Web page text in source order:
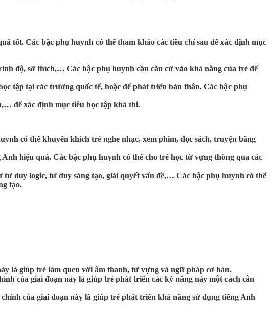
tốt. Các bậc phụ huynh có thể tham khảo các tiêu chí sau để xác định mục
độ, sở thích,… Các bậc phụ huynh cần căn cứ vào khả năng của trẻ để
tập tại các trường quốc tế, hoặc để phát triển bản thân. Các bậc phụ
để xác định mục tiêu học tập khả thi.
có thể khuyến khích trẻ nghe nhạc, xem phim, đọc sách, truyện bằng
hiệu quả. Các bậc phụ huynh có thể cho trẻ học từ vựng thông qua các
duy logic, tư duy sáng tạo, giải quyết vấn đề,… Các bậc phụ huynh có thể
tạo.
là giúp trẻ làm quen với âm thanh, từ vựng và ngữ pháp cơ bản.
của giai đoạn này là giúp trẻ phát triển các kỹ năng này một cách cân
của giai đoạn này là giúp trẻ phát triển khả năng sử dụng tiếng Anh